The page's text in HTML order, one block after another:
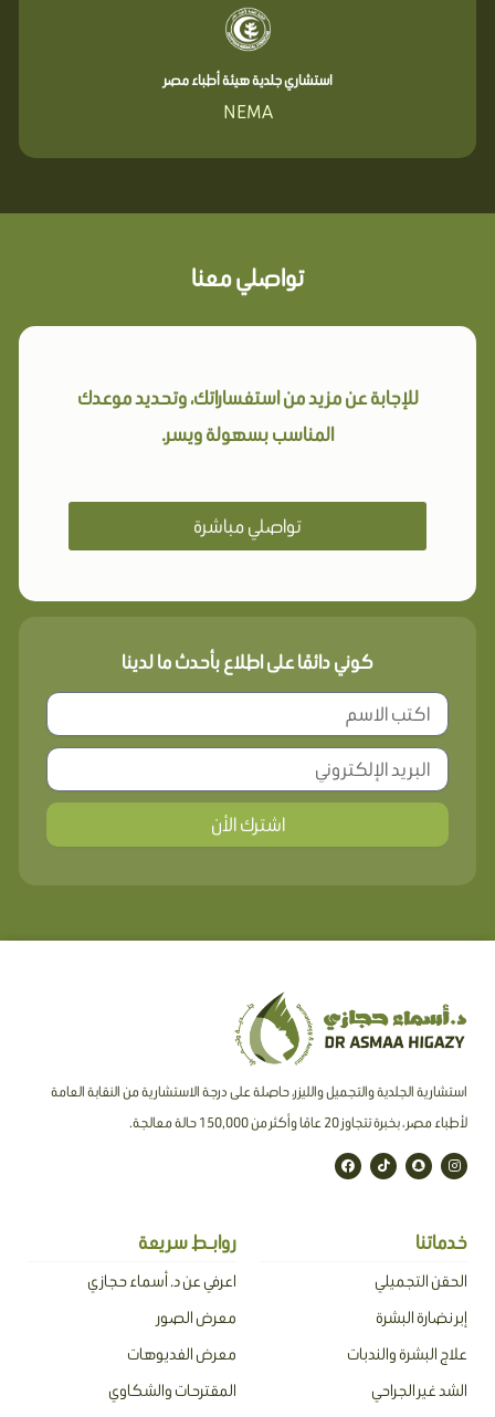
استشاري جلدية هيئة أطباء مصر
NEMA
تواصلي معنا
للإجابة عن مزيد من استفساراتك، وتحديد موعدك
المناسب بسهولة ويسر.
تواصلي مباشرة
كوني دائمًا على اطلاع بأحدث ما لدينا
اشترك الأن
استشارية الجلدية والتجميل والليزر، حاصلة على درجة الاستشارية من النقابة العامة
لأطباء مصر ، بخبرة تتجاوز 20 عامًا وأكثر من 150,000 حالة معالجة.
I
n
s
a
S
n
a
a
t
T
i
k
F
a
c
خدماتنا
الحقن التجميلي
إبر نضارة البشرة
علاج البشرة والندبات
الشد غير الجراحي
روابـط سريعة
اعرفي عن د. أسماء حجازي
معرض الصور
معرض الفديوهات
المقترحات والشكاوي